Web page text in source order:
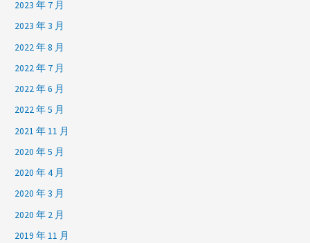
2023 年 7 月
2023 年 3 月
2022 年 8 月
2022 年 7 月
2022 年 6 月
2022 年 5 月
2021 年 11 月
2020 年 5 月
2020 年 4 月
2020 年 3 月
2020 年 2 月
2019 年 11 月